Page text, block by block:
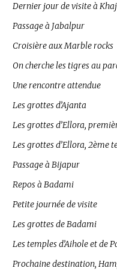
Dernier jour de visite à
Passage à Jabalpur
Croisière aux Marble rocks
On cherche les tigres au
Une rencontre attendue
Les grottes d’Ajanta
Les grottes d’Ellora,
Les grottes d’Ellora, 2ème
Passage à Bijapur
Repos à Badami
Petite journée de visite
Les grottes de Badami
Les temples d’Aihole et de
Prochaine destination,